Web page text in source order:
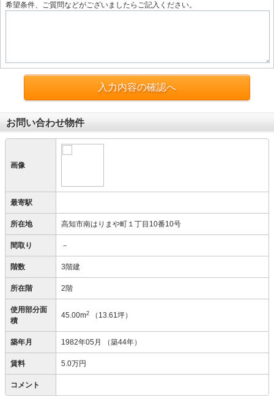
希望条件、ご質問などがございましたらご記入ください。
入力内容の確認へ
お問い合わせ物件
画像
最寄駅
所在地 高知市南はりまや町１丁目10番10号
間取り －
階数 3階建
所在階 2階
使用部分面
積
45.00m2 （13.61坪）
築年月 1982年05月 （築44年）
賃料 5.0万円
コメント